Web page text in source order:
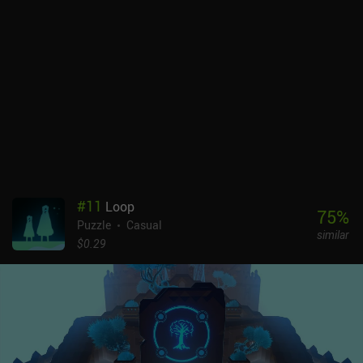
#11 Loop
Puzzle
Casual
$0.29
75%
similar